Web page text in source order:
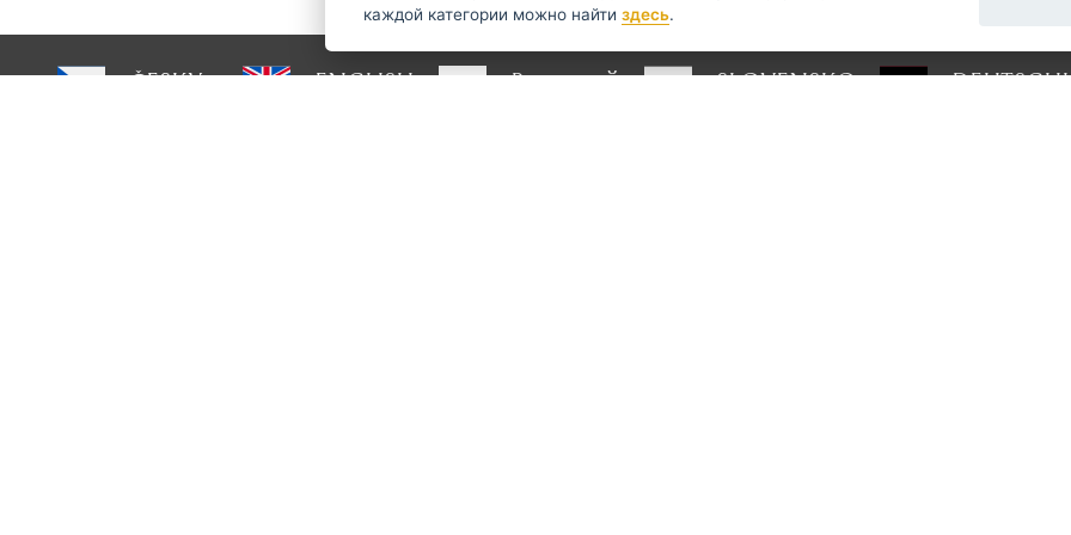
ČESKY ENGLISH PУССКИЙ SLOVENSKO
каждой категории можно найти здесь.